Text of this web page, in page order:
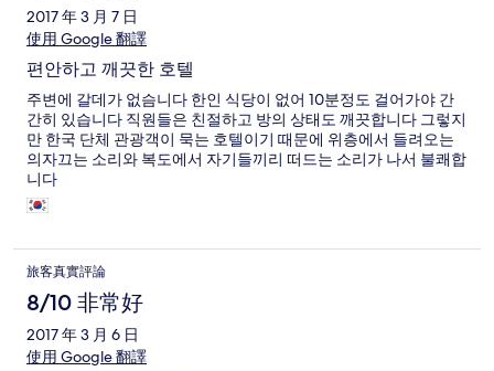
2017 年 3 月 7 日
使用 Google 翻譯
편안하고 깨끗한 호텔
주변에 갈데가 없슴니다 한인 식당이 없어 10분정도 걸어가야 간
간히 있습니다 직원들은 친절하고 방의 상태도 깨끗합니다 그렇지
만 한국 단체 관광객이 묵는 호텔이기 때문에 위층에서 들려오는
의자끄는 소리와 복도에서 자기들끼리 떠드는 소리가 나서 불쾌합
니다
旅客真實評論
8/10 非常好
2017 年 3 月 6 日
使用 Google 翻譯